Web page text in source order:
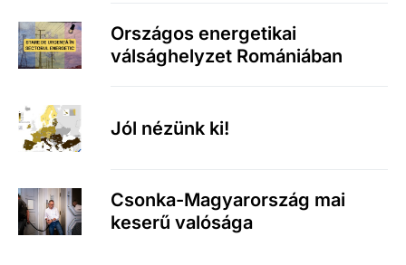
Országos energetikai
válsághelyzet Romániában
Jól nézünk ki!
Csonka-Magyarország mai
keserű valósága